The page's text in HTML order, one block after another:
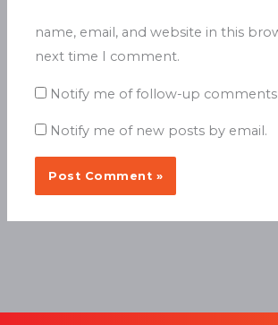
name, email, and website in this
next time I comment.
Notify me of follow-up comments
Notify me of new posts by email.